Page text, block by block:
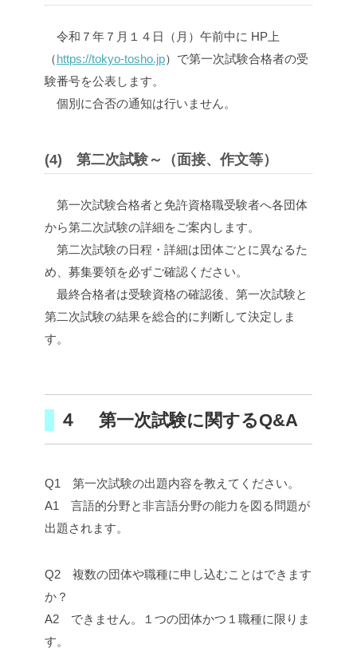
令和７年７月１４日（月）午前中に HP上
（https://tokyo-tosho.jp）で第一次試験合格者の受
験番号を公表します。
個別に合否の通知は行いません。
(4) 第二次試験～（面接、作文等）
第一次試験合格者と免許資格職受験者へ各団体
から第二次試験の詳細をご案内します。
第二次試験の日程・詳細は団体ごとに異なるた
め、募集要領を必ずご確認ください。
最終合格者は受験資格の確認後、第一次試験と
第二次試験の結果を総合的に判断して決定しま
す。
４ 第一次試験に関するQ&A
Q1 第一次試験の出題内容を教えてください。
A1 言語的分野と非言語分野の能力を図る問題が
出題されます。
Q2 複数の団体や職種に申し込むことはできます
か？
A2 できません。１つの団体かつ１職種に限りま
す。